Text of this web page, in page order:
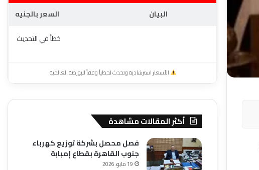
البيان
السعر بالجنيه
خطأ في التحديث
الأسعار استرشادية وتحدث لحظياً وفقاً للبورصة العالمية.
أكثر المقالات مشاهدة
فصل محصل بشركة توزيع كهرباء
جنوب القاهرة بقطاع إمبابة
19 مايو، 2026